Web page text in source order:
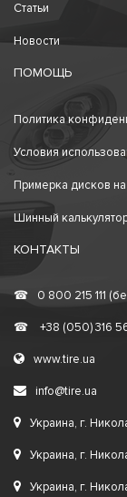
Статьи
Новости
ПОМОЩЬ
Политика
Условия
Примерка дисков на
Шинный
КОНТАКТЫ
☎ 0 800 215 111
☎ +38 (050) 316
www.tire.ua
info@tire.ua
Украина, г.
Украина, г.
Украина, г.